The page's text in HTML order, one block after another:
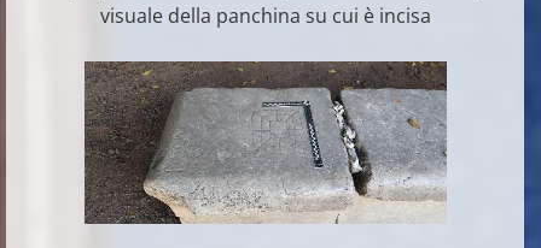
visuale della panchina su cui è incisa